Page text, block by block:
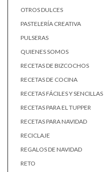
OTROS DULCES
PASTELERÍA CREATIVA
PULSERAS
QUIENES SOMOS
RECETAS DE BIZCOCHOS
RECETAS DE COCINA
RECETAS FÁCILES Y SENCILLAS
RECETAS PARA EL TUPPER
RECETAS PARA NAVIDAD
RECICLAJE
REGALOS DE NAVIDAD
RETO